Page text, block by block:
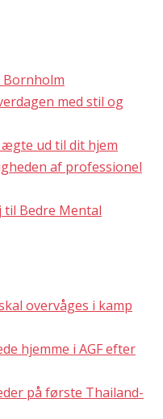
Bornholm
med stil og
ud til dit hjem
af professionel
til Bedre Mental
overvåges i kamp
hjemme i AGF efter
på første Thailand-